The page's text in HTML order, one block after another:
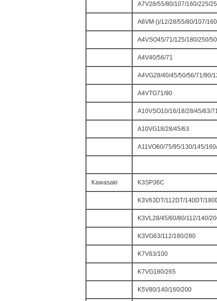
A7V28/55/80/107/160/225/
A6VM ()/12/28/55/80/107/
A4VSO45/71/125/180/250/
A4V40/56/71
A4VG28/40/45/50/56/71/90/
A4VTG71/90
A10VSO10/16/18/28/45/63/
A10VG18/28/45/63
A11VO60/75/95/130/145/
Kawasaki K3SP36C
K3V63DT/112DT/140DT/
K3VL28/45/60/80/112/140/
K3VG63/112/180/280
K7V63/100
K7VG180/265
K5V80/140/160/200